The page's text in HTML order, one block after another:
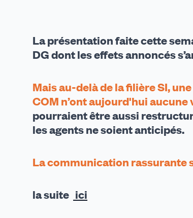
La présentation faite cette
DG dont les effets annoncés
Mais au-delà de la filière SI,
COM n’ont aujourd'hui
pourraient être aussi
les agents ne soient anticipés.
La communication rassurante
la suite ici